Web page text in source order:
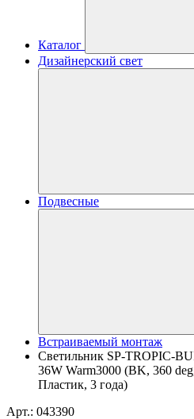
Каталог
Дизайнерский свет
Подвесные
Встраиваемый монтаж
Светильник SP-TROPIC-
36W Warm3000 (BK, 360
Пластик, 3 года)
Арт.: 043390